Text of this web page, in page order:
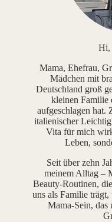
Hi,
Mama, Ehefrau,
Mädchen mit
Deutschland groß
kleinen Familie
aufgeschlagen hat.
italienischer
Vita für mich
Leben,
Seit über zehn
meinem Alltag –
Beauty-Routinen,
uns als Familie
Mama-Sein, das